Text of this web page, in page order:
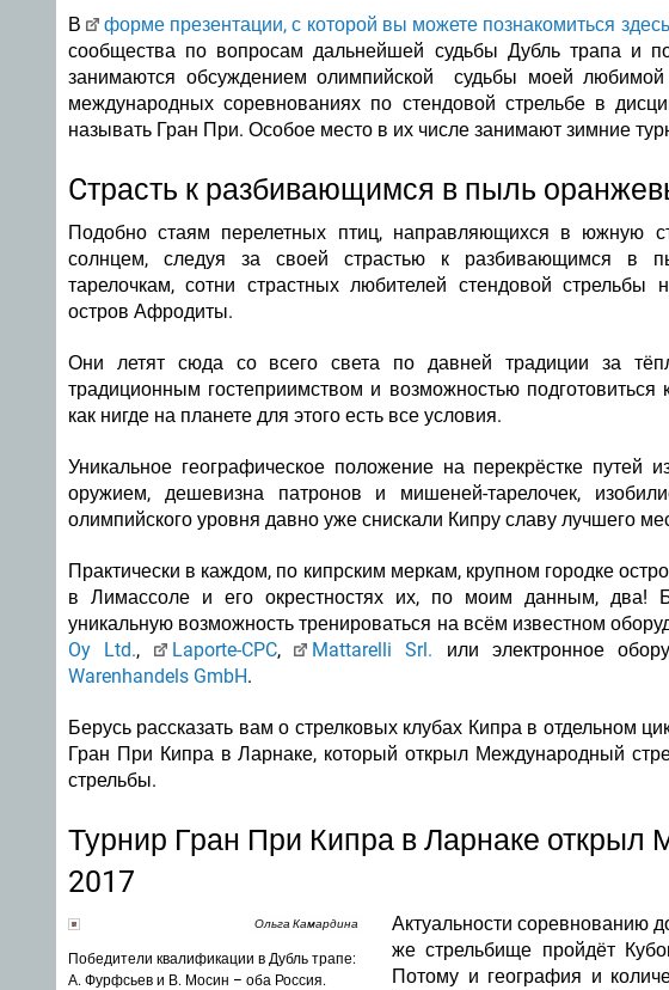
В форме презентации, с которой вы можете познакомиться здесь
сообщества по вопросам дальнейшей судьбы Дубль трапа и
занимаются обсуждением олимпийской судьбы моей
международных соревнованиях по стендовой стрельбе в
называть Гран При. Особое место в их числе занимают зимние
Cтрасть к разбивающимся в пыль
Подобно стаям перелетных птиц, направляющихся в южную
солнцем, следуя за своей страстью к разбивающимся в
тарелочкам, сотни страстных любителей стендовой стрельбы
остров Афродиты.
Они летят сюда со всего света по давней традиции за
традиционным гостеприимством и возможностью
как нигде на планете для этого есть все условия.
Уникальное географическое положение на перекрёстке
оружием, дешевизна патронов и мишеней-тарелочек,
олимпийского уровня давно уже снискали Кипру славу лучшего
Практически в каждом, по кипрским меркам, крупном городке
в Лимассоле и его окрестностях их, по моим данным, два!
уникальную возможностьтренироваться на всём известном
Oy Ltd., Laporte-CPC, Mattarelli Srl. или электронное
Warenhandels GmbH.
Берусь рассказать вам о стрелковых клубах Кипра в отдельном
Гран При Кипра в Ларнаке, который открыл Международный
стрельбы.
Турнир Гран При Кипра в Ларнаке открыл
2017
Ольга Камардина
Победители квалификации в Дубль трапе:
А. Фурфсьев и В. Мосин – оба Россия.
Актуальности соревнованию
же стрельбище пройдёт
Потому и география и